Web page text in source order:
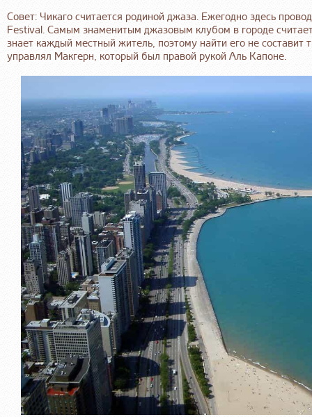
Совет: Чикаго считается родиной джаза. Ежегодно здесь
Festival. Самым знаменитым джазовым клубом в городе
знает каждый местный житель, поэтому найти его не составит
управлял Макгерн, который был правой рукой Аль Капоне.